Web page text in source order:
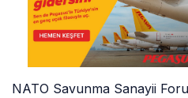
NATO Savunma Sanayii